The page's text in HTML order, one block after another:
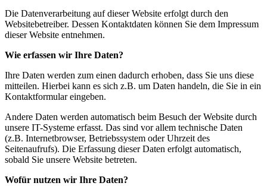
Die Datenverarbeitung auf dieser Website erfolgt durch den
Websitebetreiber. Dessen Kontaktdaten können Sie dem Impressum
dieser Website entnehmen.
Wie erfassen wir Ihre Daten?
Ihre Daten werden zum einen dadurch erhoben, dass Sie uns diese
mitteilen. Hierbei kann es sich z.B. um Daten handeln, die Sie in ein
Kontaktformular eingeben.
Andere Daten werden automatisch beim Besuch der Website durch
unsere IT-Systeme erfasst. Das sind vor allem technische Daten
(z.B. Internetbrowser, Betriebssystem oder Uhrzeit des
Seitenaufrufs). Die Erfassung dieser Daten erfolgt automatisch,
sobald Sie unsere Website betreten.
Wofür nutzen wir Ihre Daten?